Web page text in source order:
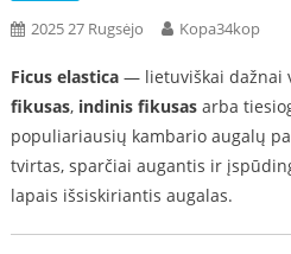
2025 27 Rugsėjo Kopa34kop
Ficus elastica— lietuviškai dažnai
fikusas, indinis fikusasarba
populiariausių kambario augalų
tvirtas, sparčiai augantis ir
lapais išsiskiriantis augalas.